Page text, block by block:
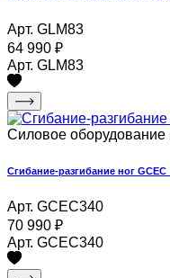
Арт. GLM83
64 990 ₽
Арт. GLM83
Силовое оборудование
Сгибание-разгибание ног
Арт. GCEC340
70 990 ₽
Арт. GCEC340